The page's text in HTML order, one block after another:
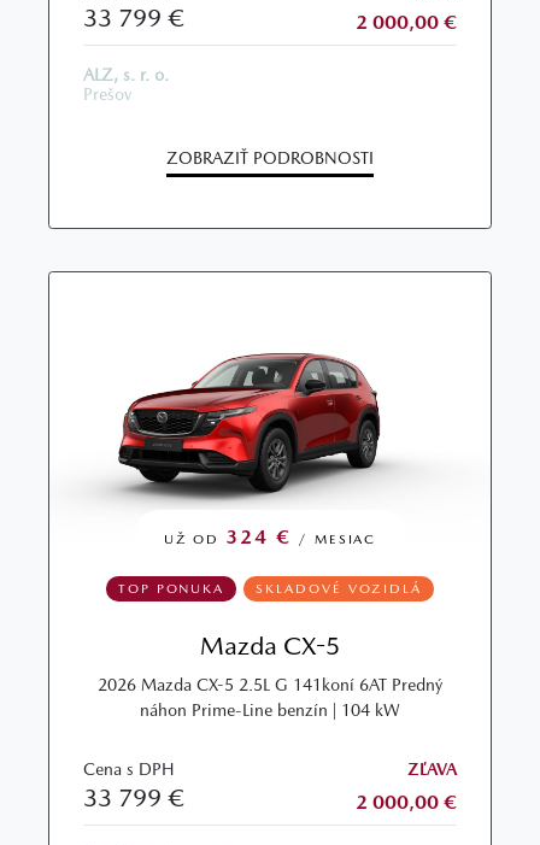
33 799 € 2 000,00 €
ALZ, s. r. o.
Prešov
ZOBRAZIŤ PODROBNOSTI
UŽ OD 324 € / MESIAC
TOP PONUKA SKLADOVÉ VOZIDLÁ
Mazda CX-5
2026 Mazda CX-5 2.5L G 141koní 6AT Predný
náhon Prime-Line benzín | 104 kW
Cena s DPH
33 799 €
ZĽAVA
2 000,00 €